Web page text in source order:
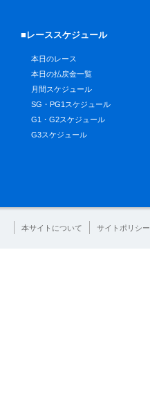
■レーススケジュール
本日のレース
本日の払戻金一覧
月間スケジュール
SG・PG1スケジュール
G1・G2スケジュール
G3スケジュール
本サイトについて サイトポリシー